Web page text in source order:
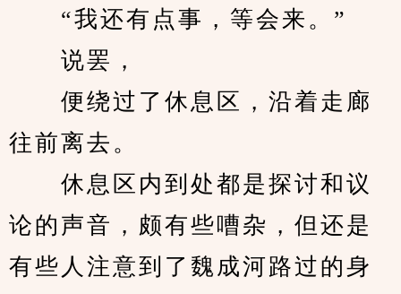
“我还有点事，等会来。”
说罢，
便绕过了休息区，沿着走廊
往前离去。
休息区内到处都是探讨和议
论的声音，颇有些嘈杂，但还是
有些人注意到了魏成河路过的身